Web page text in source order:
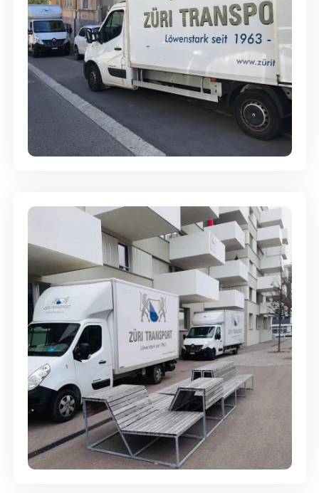
Full-Service - Für Privatumzüge
Umzugsreinigung - mit
Abgabegarantie